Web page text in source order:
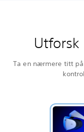
Utforsk
Ta en nærmere titt på